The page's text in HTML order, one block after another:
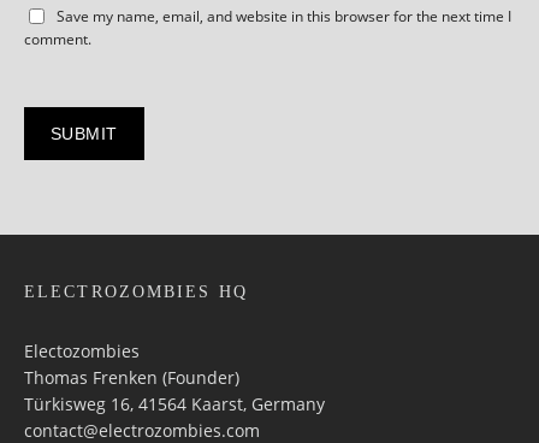
Save my name, email, and website in this browser for the next time I
comment.
ELECTROZOMBIES HQ
Electozombies
Thomas Frenken (Founder)
Türkisweg 16, 41564 Kaarst, Germany
contact@electrozombies.com